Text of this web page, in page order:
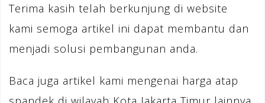
Terima kasih telah berkunjung di website
kami semoga artikel ini dapat membantu dan
menjadi solusi pembangunan anda.
Baca juga artikel kami mengenai harga atap